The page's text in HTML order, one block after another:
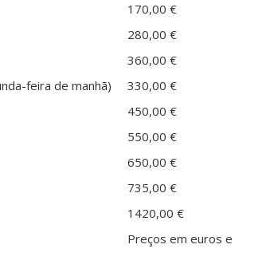
170,00 €
280,00 €
360,00 €
feira de manhã)
330,00 €
450,00 €
550,00 €
650,00 €
735,00 €
1420,00 €
Preços em euros e IVA